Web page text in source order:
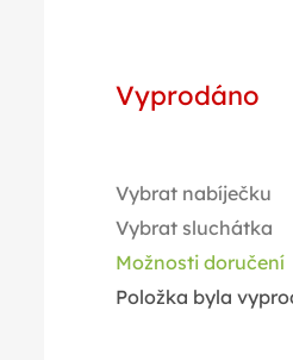
Vyprodáno
Vybrat nabíječku
Vybrat sluchátka
Možnosti doručení
Položka byla